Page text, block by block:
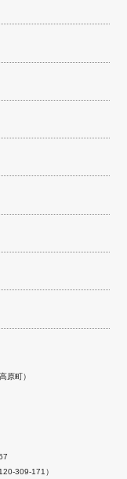
原町）
309-171 ）